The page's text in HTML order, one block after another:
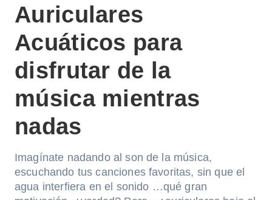
Auriculares
Acuáticos para
disfrutar de la
música mientras
nadas
Imagínate nadando al son de la música,
escuchando tus canciones favoritas, sin que el
agua interfiera en el sonido …qué gran